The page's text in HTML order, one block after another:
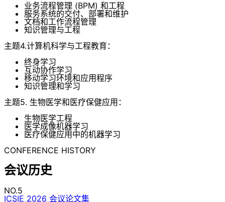
业务流程管理 (BPM) 和工程
服务系统的交付、部署和维护
文档和工作流程管理
知识管理与工程
主题4.计算机科学与工程教育：
终身学习
互动协作学习
移动学习环境和应用程序
知识管理和学习
主题5. 生物医学和医疗保健应用：
生物医学工程
医学成像机器学习
医疗保健应用中的机器学习
CONFERENCE HISTORY
会议历史
NO.5
ICSIE 2026 会议论文集